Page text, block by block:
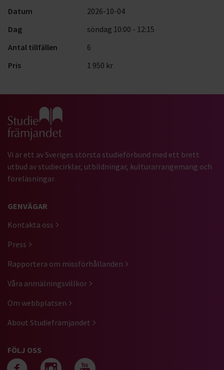
Datum
2026-10-04
Dag
söndag 10:00 - 12:15
Antal tillfällen
6
Pris
1 950 kr
Gå till studiefrämjandets startsida
Vi är ett av Sveriges största studieförbund med ett brett
utbud av studiecirklar, utbildningar, kulturarrangemang och
föreläsningar.
GENVÄGAR
Kontakta oss
Press
Rapportera om missförhållanden
Våra anmälningsvillkor
Om webbplatsen
About Studiefrämjandet
FÖLJ OSS